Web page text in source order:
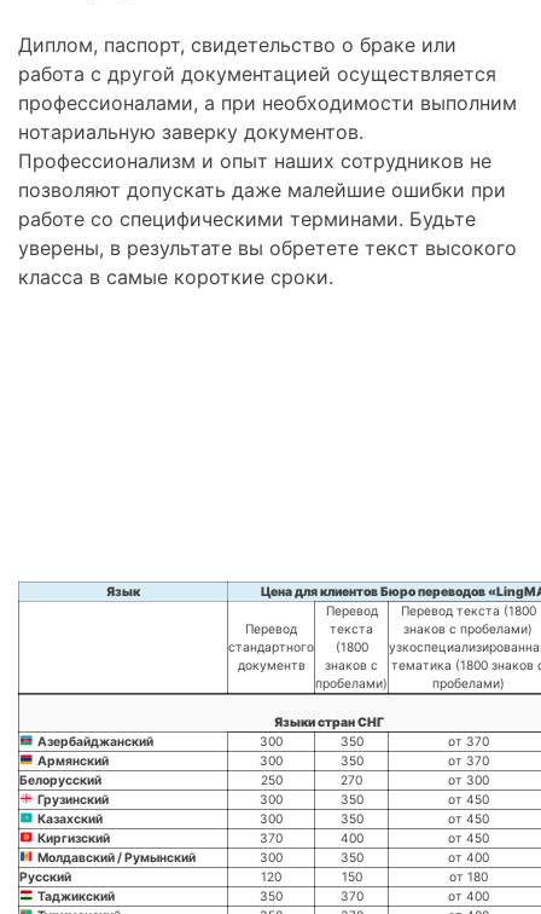
Диплом, паспорт, свидетельство о браке или
работа с другой документацией осуществляется
профессионалами, а при необходимости выполним
нотариальную заверку документов.
Профессионализм и опыт наших сотрудников не
позволяют допускать даже малейшие ошибки при
работе со специфическими терминами. Будьте
уверены, в результате вы обретете текст высокого
класса в самые короткие сроки.
Язык Цена для клиентов Бюро переводов
Перевод
стандартного
документв
Перевод
текста
(1800
знаков с
пробелами)
Перевод текста (1800
знаков с пробелами)
тематика (1800 знаков
пробелами)
Языки стран СНГ
Азербайджанский
300 350
от 370
Армянский
300 350
от 370
Белорусский
250 270
от 300
Грузинский
300 350
от 450
Казахский
300 350
от 450
Киргизский
370 400
от 450
Молдавский / Румынский
300 350
от 400
Русский
120 150
от 180
Таджикский
350 370
от 400